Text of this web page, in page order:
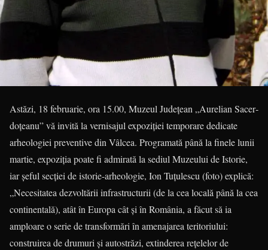
Astăzi, 18 februarie, ora 15.00, Muzeul Județean „Aurelian Sacer­
doțeanu” vă invită la vernisajul expoziției temporare dedicate
arheologiei preventive din Vâlcea. Programată până la finele lunii
martie, expoziția poate fi admirată la sediul Muzeului de Istorie,
iar șeful secției de istorie-arheologie, Ion Tuțulescu (foto) explică:
„Nece­sitatea dezvoltării infrastructurii (de la cea locală până la cea
conti­nentală), atât în Europa cât şi în România, a făcut să ia
amploare o serie de transformări în amenajarea teritoriului:
construirea de drumuri şi autostrăzi, extinderea reţelelor de